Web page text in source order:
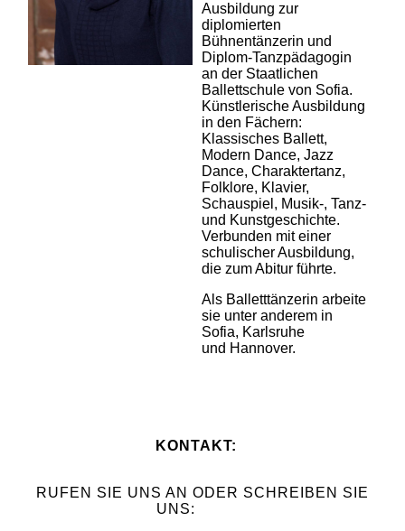
Ausbildung zur
diplomierten
Bühnentänzerin und
Diplom-Tanzpädagogin
an der Staatlichen
Ballettschule von Sofia.
Künstlerische Ausbildung
in den Fächern:
Klassisches Ballett,
Modern Dance, Jazz
Dance, Charaktertanz,
Folklore, Klavier,
Schauspiel, Musik-, Tanz-
und Kunstgeschichte.
Verbunden mit einer
schulischer Ausbildung,
die zum Abitur führte.
Als Balletttänzerin arbeite
sie unter anderem in
Sofia, Karlsruhe
und Hannover.
KONTAKT:
RUFEN SIE UNS AN ODER SCHREIBEN SIE
UNS: